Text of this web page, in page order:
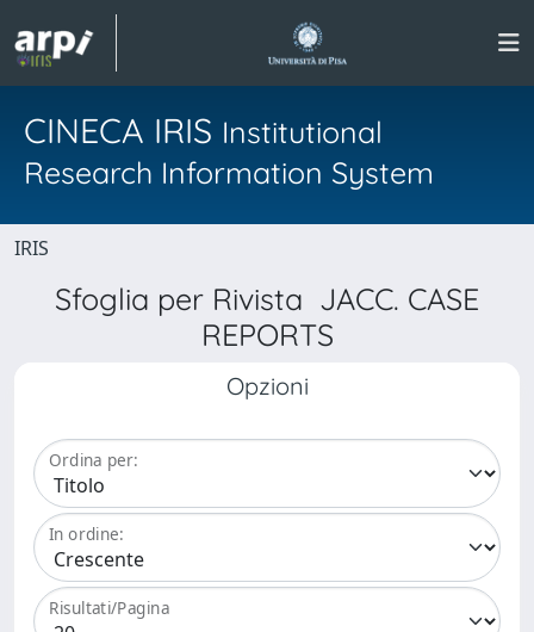
CINECA IRIS Institutional
Research Information System
IRIS
Sfoglia per Rivista JACC. CASE
REPORTS
Opzioni
Ordina per:
In ordine:
Risultati/Pagina